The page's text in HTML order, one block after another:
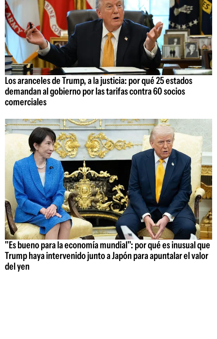
Los aranceles de Trump, a la justicia: por qué 25 estados
demandan al gobierno por las tarifas contra 60 socios
comerciales
"Es bueno para la economía mundial": por qué es inusual que
Trump haya intervenido junto a Japón para apuntalar el valor
del yen